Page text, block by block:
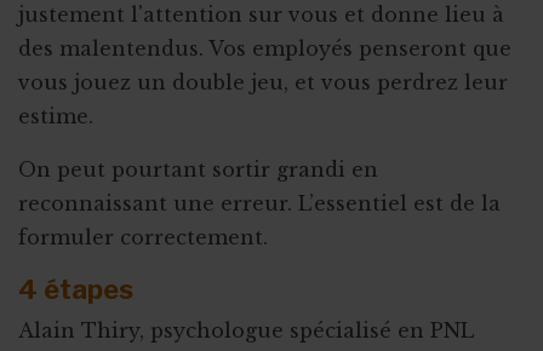
justement l'attention sur vous et donne lieu à
des malentendus. Vos employés penseront que
vous jouez un double jeu, et vous perdrez leur
estime.
On peut pourtant sortir grandi en
reconnaissant une erreur. L’essentiel est de la
formuler correctement.
4 étapes
Alain Thiry, psychologue spécialisé en PNL